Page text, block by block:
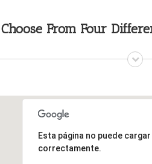
Choose From Four
Esta página no puede
correctamente.